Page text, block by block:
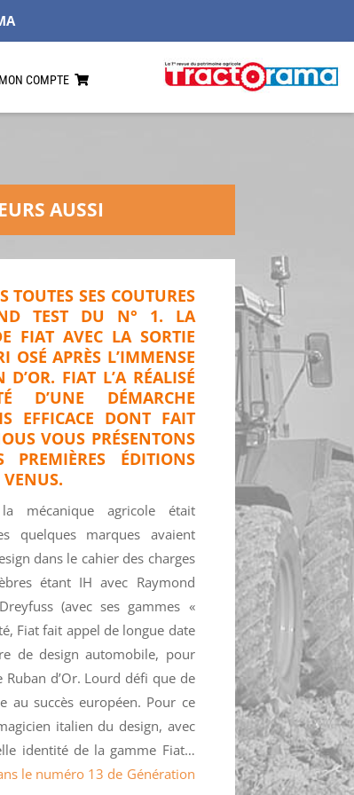
MON COMPTE
AUSSI
TOUTES SES COUTURES
TEST DU N° 1. LA
FIAT AVEC LA SORTIE
OSÉ APRÈS L’IMMENSE
FIAT L’A RÉALISÉ
D’UNE DÉMARCHE
EFFICACE DONT FAIT
VOUS PRÉSENTONS
ÉDITIONS
mécanique agricole était
quelques marques avaient
dans le cahier des charges
étant IH avec Raymond
(avec ses gammes «
Fiat fait appel de longue date
de design automobile, pour
d’Or. Lourd défi que de
au succès européen. Pour ce
italien du design, avec
identité de la gamme Fiat…
le numéro 13 de Génération